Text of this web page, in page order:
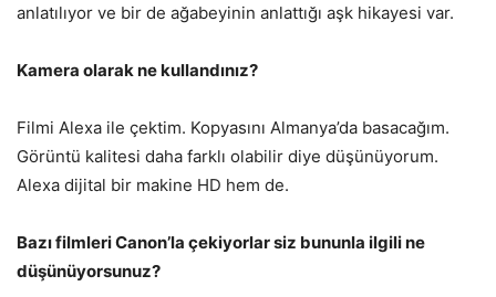
anlatılıyor ve bir de ağabeyinin anlattığı aşk hikayesi var.
Kamera olarak ne kullandınız?
Filmi Alexa ile çektim. Kopyasını Almanya’da basacağım.
Görüntü kalitesi daha farklı olabilir diye düşünüyorum.
Alexa dijital bir makine HD hem de.
Bazı filmleri Canon’la çekiyorlar siz bununla ilgili ne
düşünüyorsunuz?